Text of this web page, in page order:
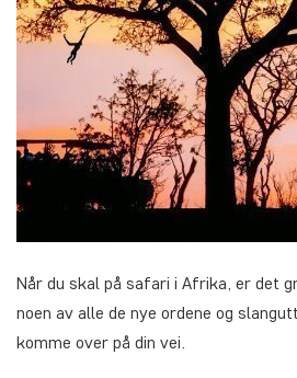
Når du skal på safari i Afrika, er det
noen av alle de nye ordene og
komme over på din vei.